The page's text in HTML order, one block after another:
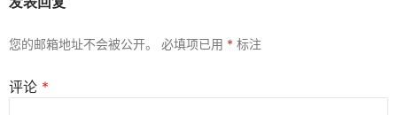
您的邮箱地址不会被公开。 必填项已用 * 标注
评论 *